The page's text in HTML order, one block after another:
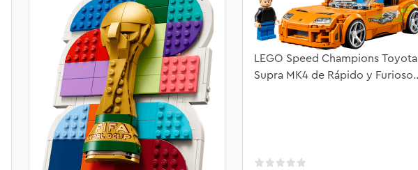
LEGO Speed Champions Toyota
Supra MK4 de Rápido y Furioso